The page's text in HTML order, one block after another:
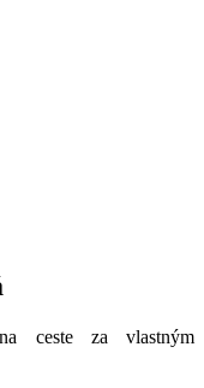
ceste za vlastným